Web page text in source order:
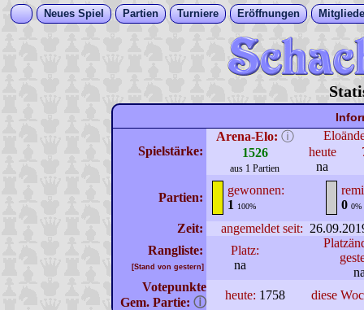
Neues Spiel Partien Turniere Eröffnungen
Spielstärke:
Arena-Elo: ⓘ
1526
aus 1 Partien
heute
na
Partien:
gewonnen:
1
100%
0 0%
Zeit: angemeldet seit:
Rangliste:
[Stand von gestern]
Platz:
na
Votepunkte
Gem. Partie: ⓘ
heute: 1758 diese